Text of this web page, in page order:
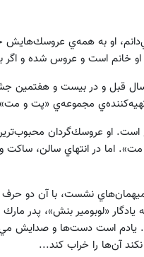
او به همه‌ي
خانم است و عروس شده و اگر
سال قبل و در بيست و هفتمين
مجموعه‌ي «پت و مت»
است. او عروسك‌گردان
اما در انتهاي سالن، ساكت و
نشست، با آن دو حرف
«لوبومير بنش»، پدر
يادم است دست‌ها و صدايش
آن‌ها را خراب كند...